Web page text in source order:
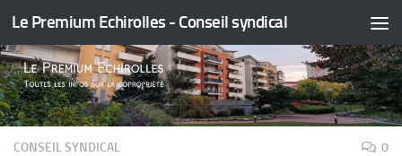
Skip to content
Le Premium Echirolles - Conseil syndical
CONSEIL SYNDICAL 0